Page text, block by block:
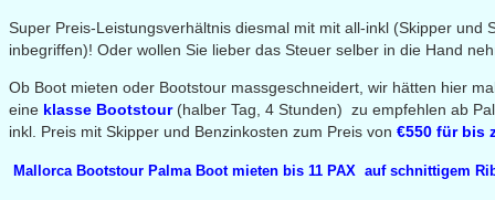
Super Preis-Leistungsverhältnis diesmal mit mit all-inkl (Skipper und
inbegriffen)! Oder wollen Sie lieber das Steuer selber in die Hand
Ob Boot mieten oder Bootstour massgeschneidert, wir hätten hier
eine klasse Bootstour(halber Tag, 4 Stunden) zu empfehlen ab
inkl. Preis mit Skipper und Benzinkosten zum Preis von €550 für bis
Mallorca Bootstour Palma Boot mieten bis 11 PAX auf schnittigem